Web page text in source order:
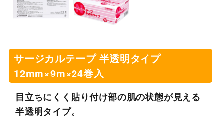
サージカルテープ 半透明タイプ
12mm×9m×24巻入
目立ちにくく貼り付け部の肌の状態が見える
半透明タイプ。